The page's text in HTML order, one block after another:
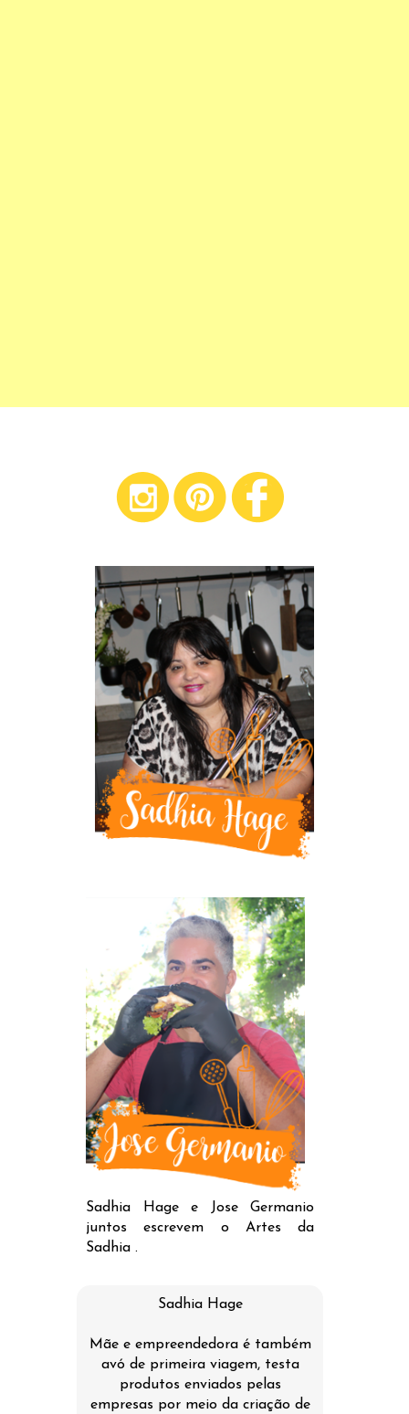
Sadhia Hage e Jose Germanio
juntos escrevem o Artes da
Sadhia .
Sadhia Hage
Mãe e empreendedora é também
avó de primeira viagem, testa
produtos enviados pelas
empresas por meio da criação de